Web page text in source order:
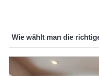
Wie wählt man die